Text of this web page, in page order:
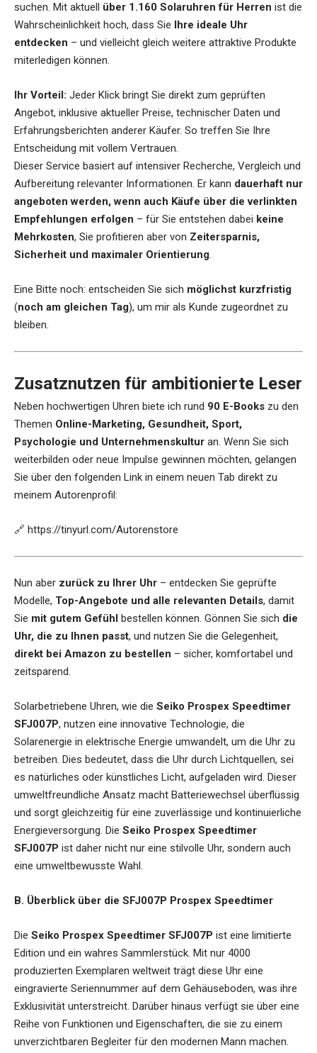
suchen. Mit aktuell über 1.160 Solaruhren für Herren ist die
Wahrscheinlichkeit hoch, dass Sie Ihre ideale Uhr
entdecken – und vielleicht gleich weitere attraktive Produkte
miterledigen können.
Ihr Vorteil: Jeder Klick bringt Sie direkt zum geprüften
Angebot, inklusive aktueller Preise, technischer Daten und
Erfahrungsberichten anderer Käufer. So treffen Sie Ihre
Entscheidung mit vollem Vertrauen.
Dieser Service basiert auf intensiver Recherche, Vergleich und
Aufbereitung relevanter Informationen. Er kann dauerhaft nur
angeboten werden, wenn auch Käufe über die verlinkten
Empfehlungen erfolgen – für Sie entstehen dabei keine
Mehrkosten, Sie profitieren aber von Zeitersparnis,
Sicherheit und maximaler Orientierung.
Eine Bitte noch: entscheiden Sie sich möglichst kurzfristig
(noch am gleichen Tag), um mir als Kunde zugeordnet zu
bleiben.
Zusatznutzen für ambitionierte Leser
Neben hochwertigen Uhren biete ich rund 90 E-Books zu den
Themen Online-Marketing, Gesundheit, Sport,
Psychologie und Unternehmenskultur an. Wenn Sie sich
weiterbilden oder neue Impulse gewinnen möchten, gelangen
Sie über den folgenden Link in einem neuen Tab direkt zu
meinem Autorenprofil:
🔗 https://tinyurl.com/Autorenstore
Nun aber zurück zu Ihrer Uhr – entdecken Sie geprüfte
Modelle, Top-Angebote und alle relevanten Details, damit
Sie mit gutem Gefühl bestellen können. Gönnen Sie sich die
Uhr, die zu Ihnen passt, und nutzen Sie die Gelegenheit,
direkt bei Amazon zu bestellen – sicher, komfortabel und
zeitsparend.
Solarbetriebene Uhren, wie die Seiko Prospex Speedtimer
SFJ007P, nutzen eine innovative Technologie, die
Solarenergie in elektrische Energie umwandelt, um die Uhr zu
betreiben. Dies bedeutet, dass die Uhr durch Lichtquellen, sei
es natürliches oder künstliches Licht, aufgeladen wird. Dieser
umweltfreundliche Ansatz macht Batteriewechsel überflüssig
und sorgt gleichzeitig für eine zuverlässige und kontinuierliche
Energieversorgung. Die Seiko Prospex Speedtimer
SFJ007P ist daher nicht nur eine stilvolle Uhr, sondern auch
eine umweltbewusste Wahl.
B. Überblick über die SFJ007P Prospex Speedtimer
Die Seiko Prospex Speedtimer SFJ007P ist eine limitierte
Edition und ein wahres Sammlerstück. Mit nur 4000
produzierten Exemplaren weltweit trägt diese Uhr eine
eingravierte Seriennummer auf dem Gehäuseboden, was ihre
Exklusivität unterstreicht. Darüber hinaus verfügt sie über eine
Reihe von Funktionen und Eigenschaften, die sie zu einem
unverzichtbaren Begleiter für den modernen Mann machen.